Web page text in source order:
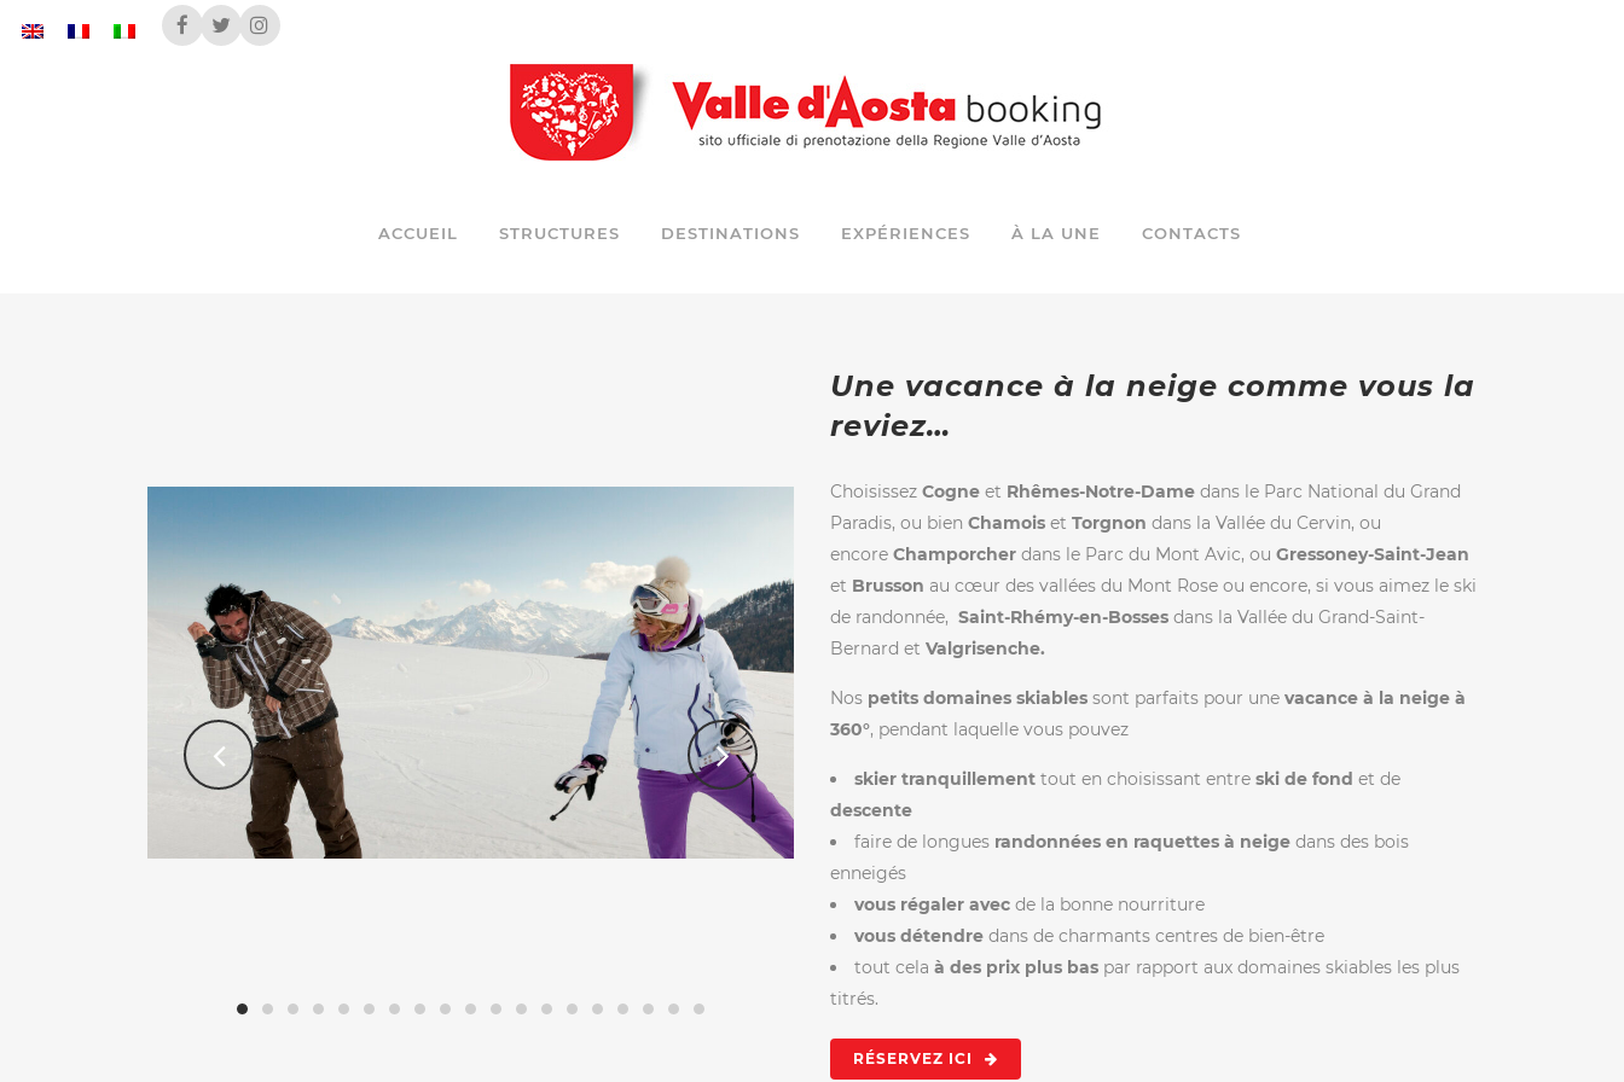
ACCUEIL STRUCTURES DESTINATIONS EXPÉRIENCES À LA UNE CONTACTS
Une vacance à la neige comme vous la
reviez…
Choisissez Cogne et Rhêmes-Notre-Dame dans le Parc National du Grand
Paradis, ou bien Chamois et Torgnon dans la Vallée du Cervin, ou
encore Champorcher dans le Parc du Mont Avic, ou Gressoney-Saint-Jean
et Brusson au cœur des vallées du Mont Rose ou encore, si vous aimez le ski
de randonnée, Saint-Rhémy-en-Bosses dans la Vallée du Grand-Saint-
Bernard et Valgrisenche.
Nos petits domaines skiables sont parfaits pour une vacance à la neige à
360°, pendant laquelle vous pouvez
skier tranquillement tout en choisissant entre ski de fond et de
descente
faire de longues randonnées en raquettes à neige dans des bois
enneigés
vous régaler avec de la bonne nourriture
vous détendre dans de charmants centres de bien-être
tout cela à des prix plus bas par rapport aux domaines skiables les plus
titrés.
RÉSERVEZ ICI